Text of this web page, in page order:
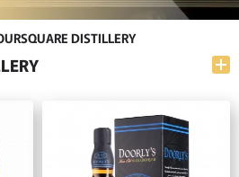
DISTILLERY